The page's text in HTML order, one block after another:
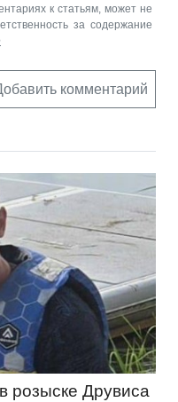
к статьям, может не
за содержание
комментарий
розыске Друвиса